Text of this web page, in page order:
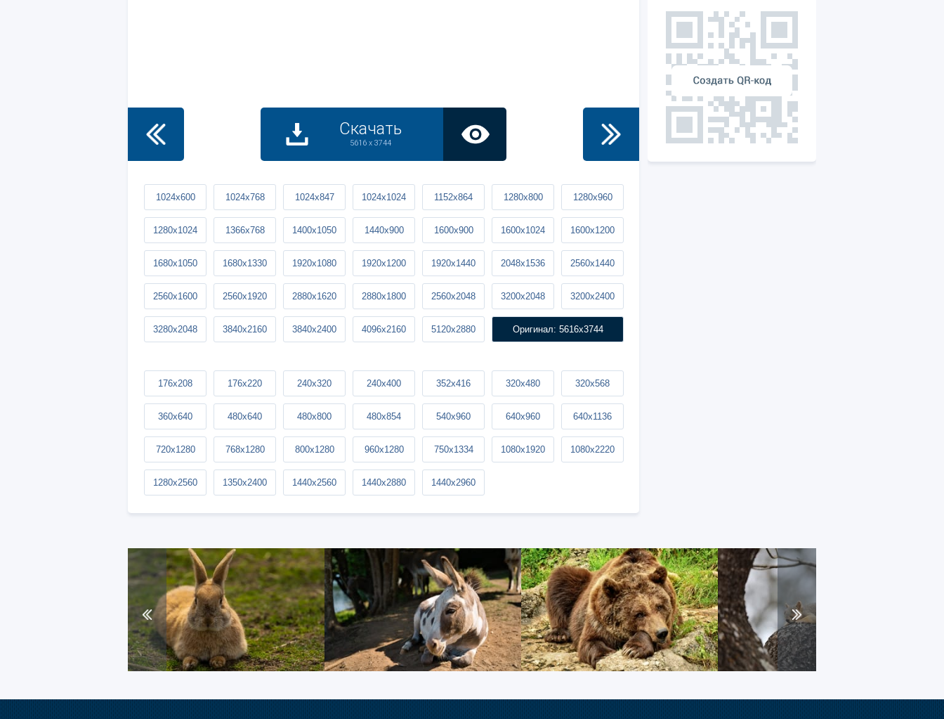
Скачать
5616 x 3744
1024x600 1024x768 1024x847 1024x1024 1152x864 1280x800 1280x960
1280x1024 1366x768 1400x1050 1440x900 1600x900 1600x1024 1600x1200
1680x1050 1680x1330 1920x1080 1920x1200 1920x1440 2048x1536 2560x1440
2560x1600 2560x1920 2880x1620 2880x1800 2560x2048 3200x2048 3200x2400
3280x2048 3840x2160 3840x2400 4096x2160 5120x2880 Оригинал: 5616x3744
176x208 176x220 240x320 240x400 352x416 320x480 320x568
360x640 480x640 480x800 480x854 540x960 640x960 640x1136
720x1280 768x1280 800x1280 960x1280 750x1334 1080x1920 1080x2220
1280x2560 1350x2400 1440x2560 1440x2880 1440x2960